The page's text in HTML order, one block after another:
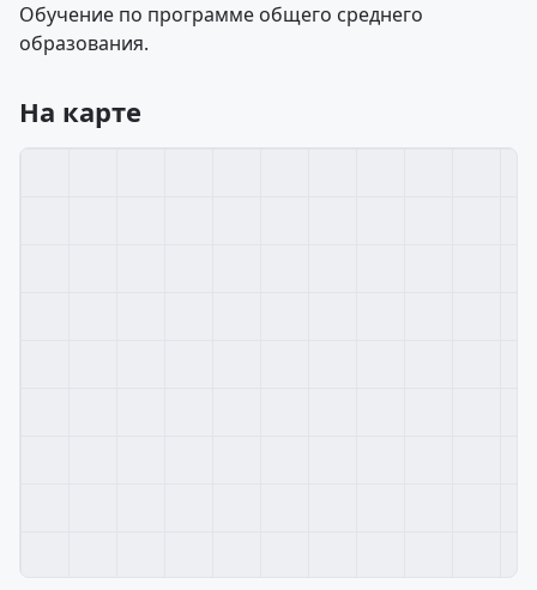
Обучение по программе общего среднего
образования.
На карте